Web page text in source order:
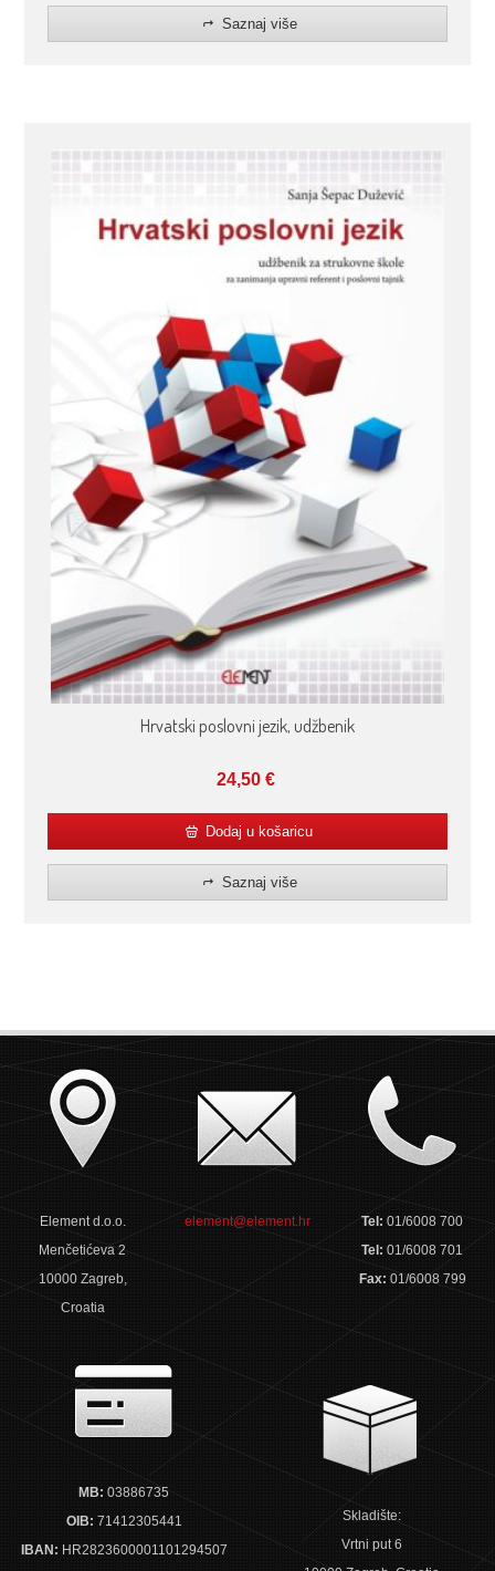
Saznaj više
Hrvatski poslovni jezik, udžbenik
24,50 €
Dodaj u košaricu
Saznaj više
Element d.o.o.
Menčetićeva 2
10000 Zagreb,
Croatia
element@element.hr Tel:01/6008 700
Tel:01/6008 701
Fax: 01/6008 799
MB: 03886735
OIB: 71412305441
IBAN: HR2823600001101294507
Skladište:
Vrtni put 6